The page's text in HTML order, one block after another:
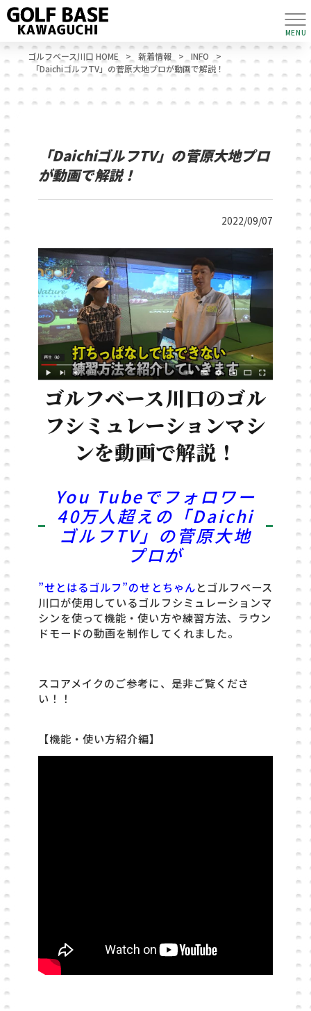
MENU
ゴルフベース川口 HOME > 新着情報 > INFO
>
「DaichiゴルフTV」の菅原大地プロが動画で解説！
「DaichiゴルフTV」の菅原大地プロ
が動画で解説！
2022/09/07
ゴルフベース川口のゴル
フシミュレーションマシ
ンを動画で解説！
You Tubeでフォロワー
40万人超えの「Daichi
ゴルフTV」の菅原大地
プロが
”せとはるゴルフ”のせとちゃんとゴルフベース
川口が使用しているゴルフシミュレーションマ
シンを使って機能・使い方や練習方法、ラウン
ドモードの動画を制作してくれました。
スコアメイクのご参考に、是非ご覧くださ
い！！
【機能・使い方紹介編】